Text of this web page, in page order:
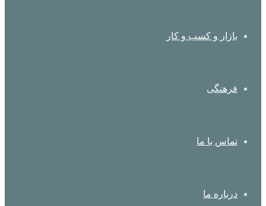
بازار و کسب و کار
فرهنگی
تماس با ما
درباره ما